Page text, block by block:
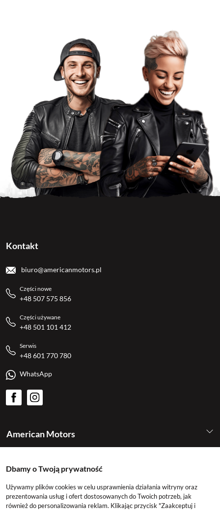
American Motors
Kategorie
Konto
Kontakt
biuro@americanmotors.pl
Części nowe
+48 507 575 856
Części używane
+48 501 101 412
Serwis
+48 601 770 780
WhatsApp
Dbamy o Twoją prywatność
Używamy plików cookies w celu usprawnienia działania witryny oraz
prezentowania usług i ofert dostosowanych do Twoich potrzeb, jak
również do personalizowania reklam. Klikając przycisk "Zaakceptuj i